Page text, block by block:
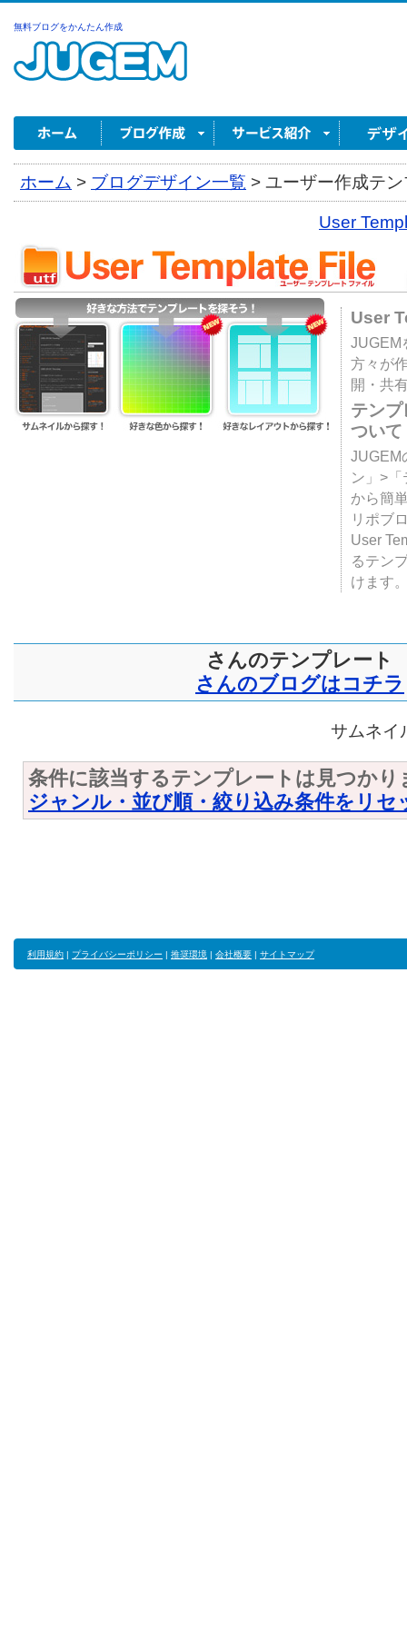
無料ブログをかんたん作成
ホーム > ブログデザイン一覧 > ユーザー作成テ
User
User
JUGEM
方々が
開・共
テン
ついて
JUGEM
ン」>
から簡
リポブ
User
るテン
けます
さんのテンプレート
さんのブログはコチラ
サムネイ
条件に該当するテンプレートは見つかり
ジャンル・並び順・絞り込み条件をリセ
利用規約 | プライバシーポリシー | 推奨環境 | 会社概要 | サイトマップ